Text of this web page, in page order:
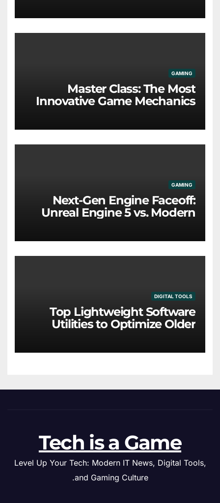
GAMING
Master Class: The Most
Innovative Game Mechanics
GAMING
Next-Gen Engine Faceoff:
Unreal Engine 5 vs. Modern
DIGITAL TOOLS
Top Lightweight Software
Utilities to Optimize Older
Tech is a Game
Level Up Your Tech: Modern IT News, Digital Tools,
and Gaming Culture.